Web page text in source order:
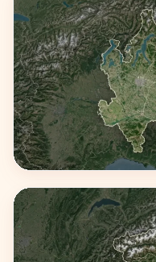
Liguria
3 città
Lombardia
4 città